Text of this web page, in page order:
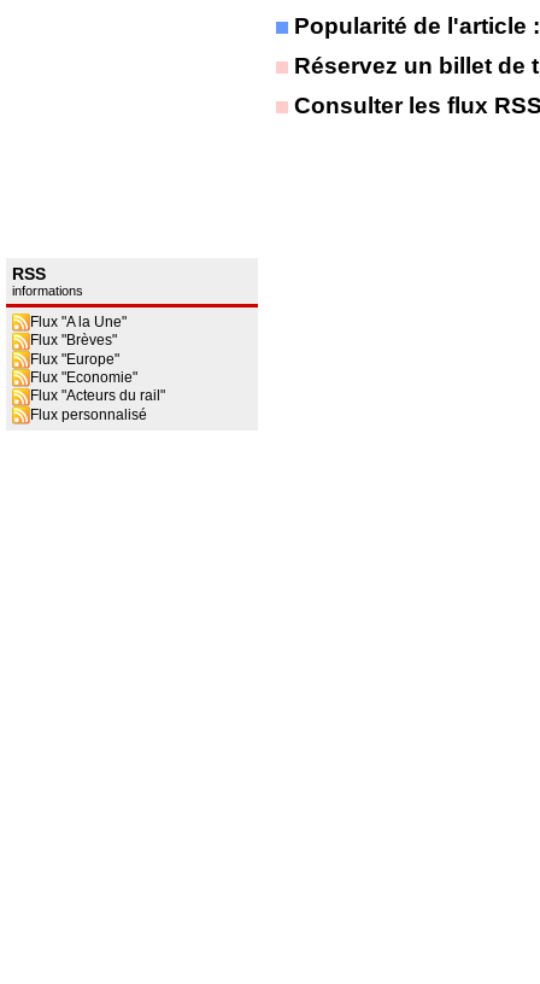
RSS
informations
Flux "A la Une"
Flux "Brèves"
Flux "Europe"
Flux "Economie"
Flux "Acteurs du rail"
Flux personnalisé
Popularité de l'article
Réservez un billet de
Consulter les flux